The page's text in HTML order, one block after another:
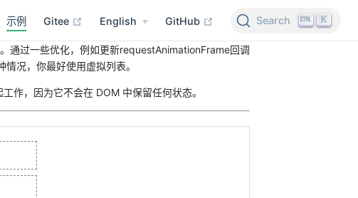
示例 Gitee English GitHub Search K
通过一些优化，例如更新requestAnimationFrame回调
况，你最好使用虚拟列表。
作，因为它不会在 DOM 中保留任何状态。